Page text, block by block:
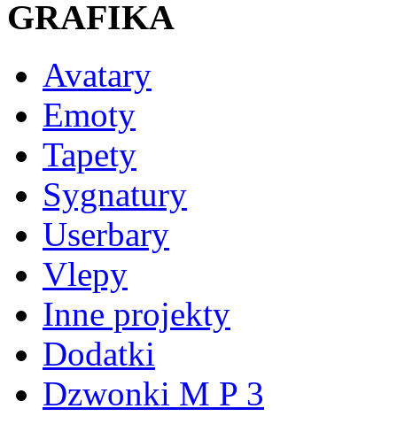
GRAFIKA
Avatary
Emoty
Tapety
Sygnatury
Userbary
Vlepy
Inne projekty
Dodatki
Dzwonki M P 3